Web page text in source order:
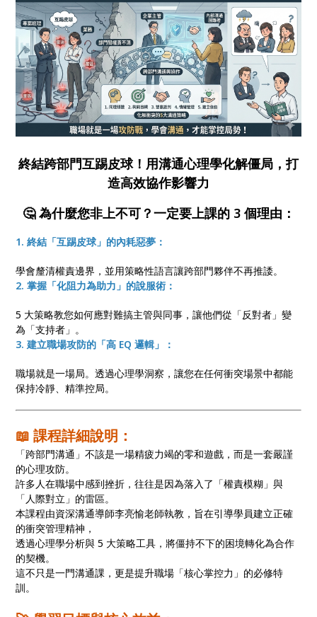
終結跨部門互踢皮球！用溝通心理學化解僵局，打
造高效協作影響力
🤔 為什麼您非上不可？一定要上課的 3 個理由：
1. 終結「互踢皮球」的內耗惡夢：
學會釐清權責邊界，並用策略性語言讓跨部門夥伴不再推諉。
2. 掌握「化阻力為助力」的說服術：
5 大策略教您如何應對難搞主管與同事，讓他們從「反對者」變
為「支持者」。
3. 建立職場攻防的「高 EQ 邏輯」：
職場就是一場局。透過心理學洞察，讓您在任何衝突場景中都能
保持冷靜、精準控局。
📖 課程詳細說明：
「跨部門溝通」不該是一場精疲力竭的零和遊戲，而是一套嚴謹
的心理攻防。
許多人在職場中感到挫折，往往是因為落入了「權責模糊」與
「人際對立」的雷區。
本課程由資深溝通導師李亮愉老師執教，旨在引導學員建立正確
的衝突管理精神，
透過心理學分析與 5 大策略工具，將僵持不下的困境轉化為合作
的契機。
這不只是一門溝通課，更是提升職場「核心掌控力」的必修特
訓。